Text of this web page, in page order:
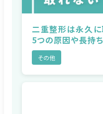
二重整形は永久に
5つの原因や長持
その他